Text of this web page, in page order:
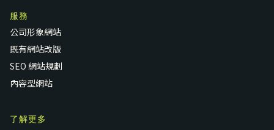
服務
公司形象網站
既有網站改版
SEO 網站規劃
內容型網站
了解更多